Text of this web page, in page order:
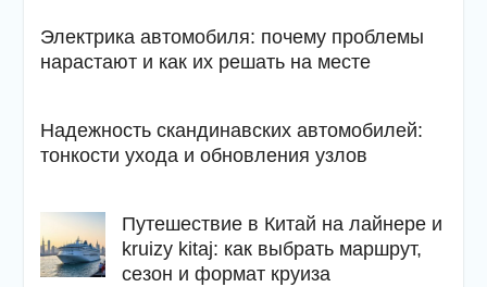
Электрика автомобиля: почему проблемы
нарастают и как их решать на месте
Надежность скандинавских автомобилей:
тонкости ухода и обновления узлов
Путешествие в Китай на лайнере и
kruizy kitaj: как выбрать маршрут,
сезон и формат круиза